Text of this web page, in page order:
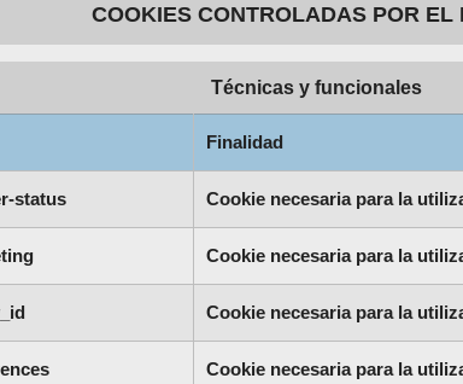
COOKIES CONTROLADAS POR EL
Técnicas y funcionales
Finalidad
status Cookie necesaria para la
Cookie necesaria para la
Cookie necesaria para la
Cookie necesaria para la